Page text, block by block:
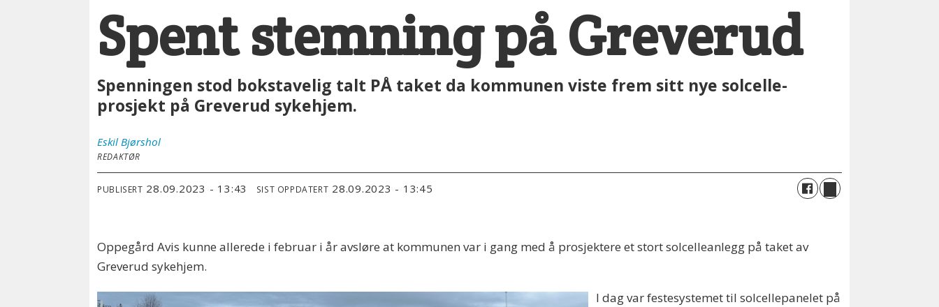
Spent stemning på Greverud
Spenningen stod bokstavelig talt PÅ taket da kommunen viste frem sitt nye solcelle-
prosjekt på Greverud sykehjem.
Eskil Bjørshol
REDAKTØR
PUBLISERT 28.09.2023 - 13:43 SIST OPPDATERT 28.09.2023 - 13:45
Oppegård Avis kunne allerede i februar i år avsløre at kommunen var i gang med å prosjektere et stort solcelleanlegg på taket av
Greverud sykehjem.
I dag var festesystemet til solcellepanelet på